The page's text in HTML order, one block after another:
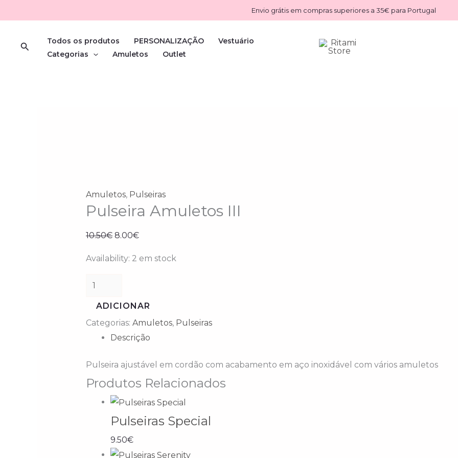
to
Envio grátis em compras superiores a 35€ para Portugal
SearchTodos os produtos PERSONALIZAÇÃO
Vestuário
Categorias
Amuletos Outlet
Amuletos, Pulseiras
Pulseira Amuletos III
10.50€
preço
original
era:
8.00€
preço
atual
é:
Availability: 2 em stock
de
Pulseira
Amuletos
ADICIONAR
Categorias: Amuletos, Pulseiras
Descrição
Pulseira ajustável em cordão com acabamento em aço inoxidável com vários amuletos
Produtos Relacionados
Pulseiras Special
9.50€